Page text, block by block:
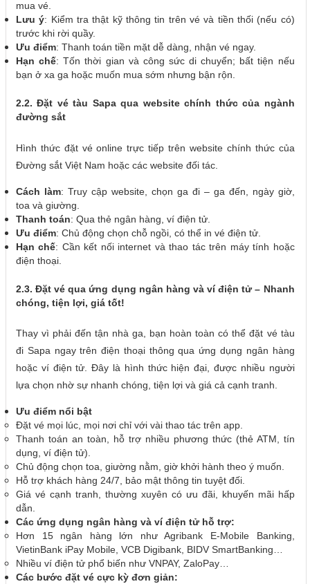
mua vé.
Lưu ý: Kiểm tra thật kỹ thông tin trên vé và tiền thối (nếu có)
trước khi rời quầy.
Ưu điểm: Thanh toán tiền mặt dễ dàng, nhận vé ngay.
Hạn chế: Tốn thời gian và công sức di chuyển; bất tiện nếu
bạn ở xa ga hoặc muốn mua sớm nhưng bận rộn.
2.2. Đặt vé tàu Sapa qua website chính thức của ngành
đường sắt
Hình thức đặt vé online trực tiếp trên website chính thức của
Đường sắt Việt Nam hoặc các website đối tác.
Cách làm: Truy cập website, chọn ga đi – ga đến, ngày giờ,
toa và giường.
Thanh toán: Qua thẻ ngân hàng, ví điện tử.
Ưu điểm: Chủ động chọn chỗ ngồi, có thể in vé điện tử.
Hạn chế: Cần kết nối internet và thao tác trên máy tính hoặc
điện thoại.
2.3. Đặt vé qua ứng dụng ngân hàng và ví điện tử – Nhanh
chóng, tiện lợi, giá tốt!
Thay vì phải đến tận nhà ga, bạn hoàn toàn có thể đặt vé tàu
đi Sapa ngay trên điện thoại thông qua ứng dụng ngân hàng
hoặc ví điện tử. Đây là hình thức hiện đại, được nhiều người
lựa chọn nhờ sự nhanh chóng, tiện lợi và giá cả cạnh tranh.
Ưu điểm nổi bật
Đặt vé mọi lúc, mọi nơi chỉ với vài thao tác trên app.
Thanh toán an toàn, hỗ trợ nhiều phương thức (thẻ ATM, tín
dụng, ví điện tử).
Chủ động chọn toa, giường nằm, giờ khởi hành theo ý muốn.
Hỗ trợ khách hàng 24/7, bảo mật thông tin tuyệt đối.
Giá vé cạnh tranh, thường xuyên có ưu đãi, khuyến mãi hấp
dẫn.
Các ứng dụng ngân hàng và ví điện tử hỗ trợ:
Hơn 15 ngân hàng lớn như Agribank E-Mobile Banking,
VietinBank iPay Mobile, VCB Digibank, BIDV SmartBanking…
Nhiều ví điện tử phổ biến như VNPAY, ZaloPay…
Các bước đặt vé cực kỳ đơn giản: